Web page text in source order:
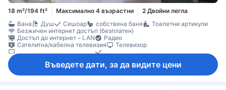
18 m²/194 ft² Максимално 4 възрастни
2 Двойни легла
Вана
Душ Сешоар собствена баня
Тоалетни артикули
Безжичен интернет достъп (безплатен)
Достъп до интернет – LAN
Радио
Сателитна/кабелна телевизия
Телевизор
Звукоизолация
Отопление Плътни завеси Минибар
Бюро
Въведете дати, за да видите цени